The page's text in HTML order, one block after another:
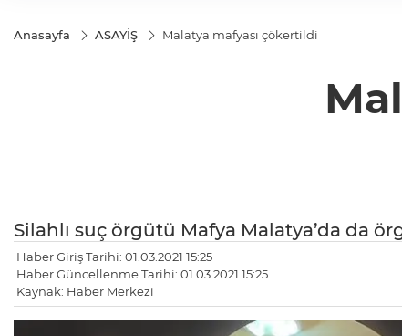
Anasayfa ASAYİŞ Malatya mafyası çökertildi
Silahlı suç örgütü Mafya Malatya’da da
Haber Giriş Tarihi: 01.03.2021 15:25
Haber Güncellenme Tarihi: 01.03.2021 15:25
Kaynak: Haber Merkezi